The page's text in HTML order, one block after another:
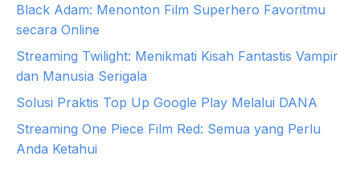
Black Adam: Menonton Film Superhero Favoritmu
secara Online
Streaming Twilight: Menikmati Kisah Fantastis Vampir
dan Manusia Serigala
Solusi Praktis Top Up Google Play Melalui DANA
Streaming One Piece Film Red: Semua yang Perlu
Anda Ketahui